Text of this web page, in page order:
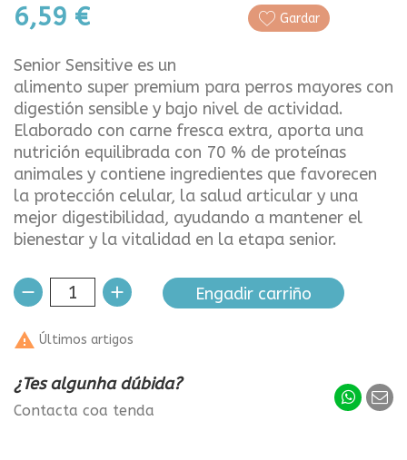
6,59 € Gardar
Senior Sensitive es un
alimento super premium para perros mayores con
digestión sensible y bajo nivel de actividad.
Elaborado con carne fresca extra, aporta una
nutrición equilibrada con 70 % de proteínas
animales y contiene ingredientes que favorecen
la protección celular, la salud articular y una
mejor digestibilidad, ayudando a mantener el
bienestar y la vitalidad en la etapa senior.
Engadir carriño
 Últimos artigos
¿Tes algunha dúbida?
Contacta coa tenda